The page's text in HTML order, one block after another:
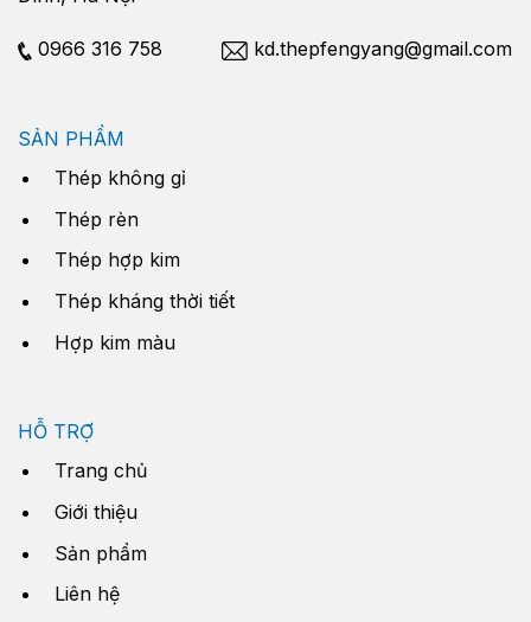
0966 316 758 kd.thepfengyang@gmail.com
SẢN PHẨM
Thép không gỉ
Thép rèn
Thép hợp kim
Thép kháng thời tiết
Hợp kim màu
HỖ TRỢ
Trang chủ
Giới thiệu
Sản phẩm
Liên hệ